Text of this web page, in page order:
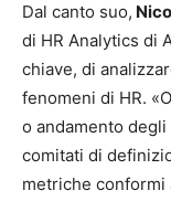
Dal canto suo,
di HR Analytics di
chiave, di
fenomeni di HR.
o andamento
comitati di
metriche conformi